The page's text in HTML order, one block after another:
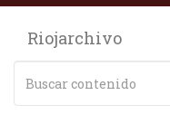
Riojarchivo